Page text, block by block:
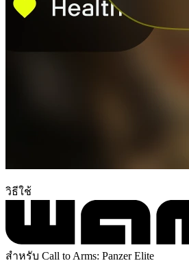
วิธีใช้
สำหรับ Call to Arms: Panzer Elite